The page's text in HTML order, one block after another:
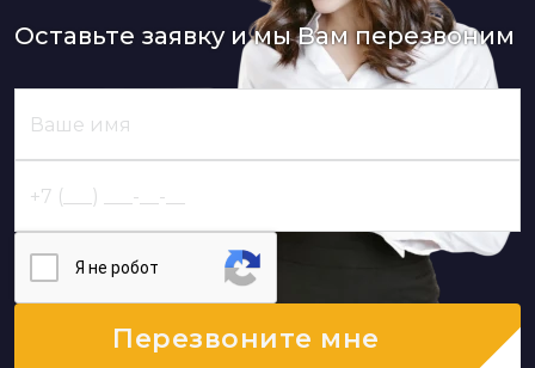
Оставьте заявку и мы Вам перезвоним
Я нe poбoт
Перезвоните мне